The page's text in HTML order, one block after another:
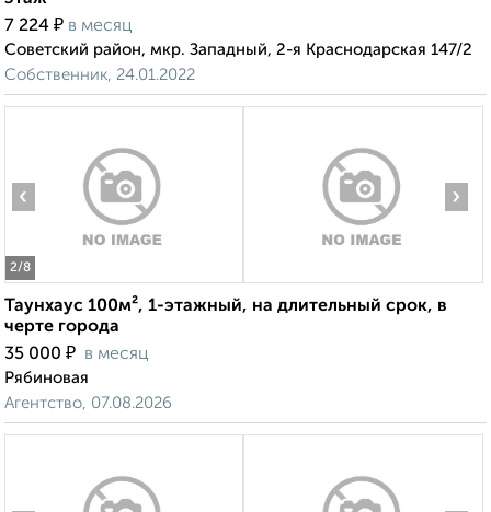
7 224 ₽ в месяц
Советский район, мкр. Западный, 2-я Краснодарская 147/2
Собственник, 24.01.2022
2/8
‹ ›
Таунхаус 100м², 1-этажный, на длительный срок, в
черте города
35 000 ₽ в месяц
Рябиновая
Агентство, 07.08.2026